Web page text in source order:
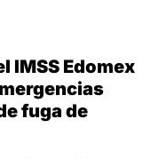
IMSS Edomex
fuga de